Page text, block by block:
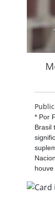
* Por
Brasil